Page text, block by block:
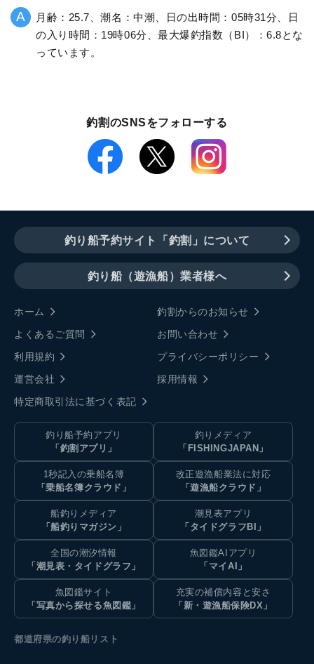
月齢：25.7、潮名：中潮、日の出時間：05時31分、日
の入り時間：19時06分、最大爆釣指数（BI）：6.8とな
っています。
釣割のSNSをフォローする
釣り船予約サイト「釣割」について
釣り船（遊漁船）業者様へ
ホーム
釣割からのお知らせ
よくあるご質問
お問い合わせ
利用規約
プライバシーポリシー
運営会社
採用情報
特定商取引法に基づく表記
釣り船予約アプリ
「釣割アプリ」
釣りメディア
「FISHINGJAPAN」
1秒記入の乗船名簿
「乗船名簿クラウド」
改正遊漁船業法に対応
「遊漁船クラウド」
船釣りメディア
「船釣りマガジン」
潮見表アプリ
「タイドグラフBI」
全国の潮汐情報
「潮見表・タイドグラフ」
魚図鑑AIアプリ
「マイAI」
魚図鑑サイト
「写真から探せる魚図鑑」
充実の補償内容と安さ
「新・遊漁船保険DX」
都道府県の釣り船リスト